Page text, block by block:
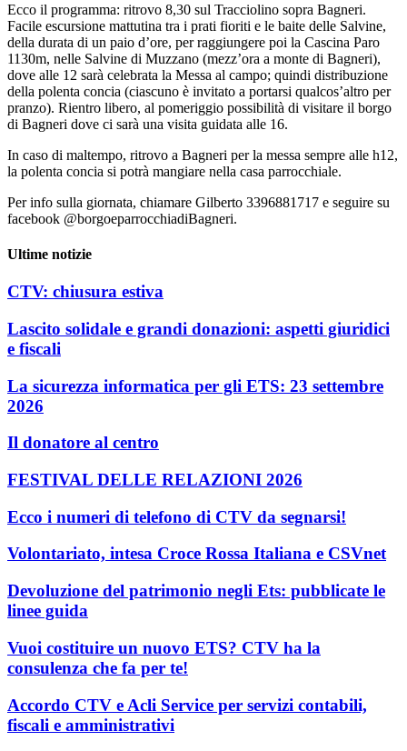
Ecco il programma: ritrovo 8,30 sul Tracciolino sopra Bagneri.
Facile escursione mattutina tra i prati fioriti e le baite delle Salvine,
della durata di un paio d’ore, per raggiungere poi la Cascina Paro
1130m, nelle Salvine di Muzzano (mezz’ora a monte di Bagneri),
dove alle 12 sarà celebrata la Messa al campo; quindi distribuzione
della polenta concia (ciascuno è invitato a portarsi qualcos’altro per
pranzo). Rientro libero, al pomeriggio possibilità di visitare il borgo
di Bagneri dove ci sarà una visita guidata alle 16.
In caso di maltempo, ritrovo a Bagneri per la messa sempre alle h12,
la polenta concia si potrà mangiare nella casa parrocchiale.
Per info sulla giornata, chiamare Gilberto 3396881717 e seguire su
facebook @borgoeparrocchiadiBagneri.
Ultime notizie
CTV: chiusura estiva
Lascito solidale e grandi donazioni: aspetti giuridici
e fiscali
La sicurezza informatica per gli ETS: 23 settembre
2026
Il donatore al centro
FESTIVAL DELLE RELAZIONI 2026
Ecco i numeri di telefono di CTV da segnarsi!
Volontariato, intesa Croce Rossa Italiana e CSVnet
Devoluzione del patrimonio negli Ets: pubblicate le
linee guida
Vuoi costituire un nuovo ETS? CTV ha la
consulenza che fa per te!
Accordo CTV e Acli Service per servizi contabili,
fiscali e amministrativi